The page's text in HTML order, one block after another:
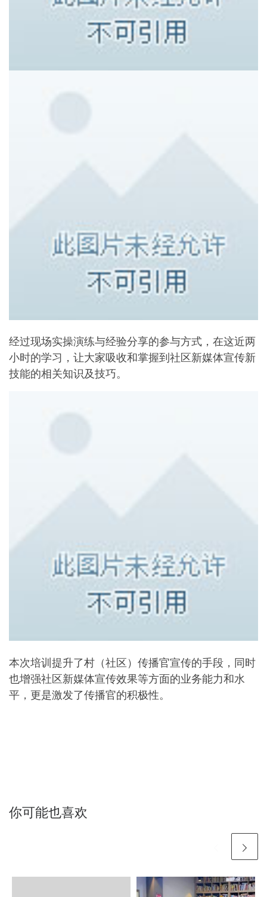
经过现场实操演练与经验分享的参与方式，在这近两
小时的学习，让大家吸收和掌握到社区新媒体宣传新
技能的相关知识及技巧。
本次培训提升了村（社区）传播官宣传的手段，同时
也增强社区新媒体宣传效果等方面的业务能力和水
平，更是激发了传播官的积极性。
你可能也喜欢